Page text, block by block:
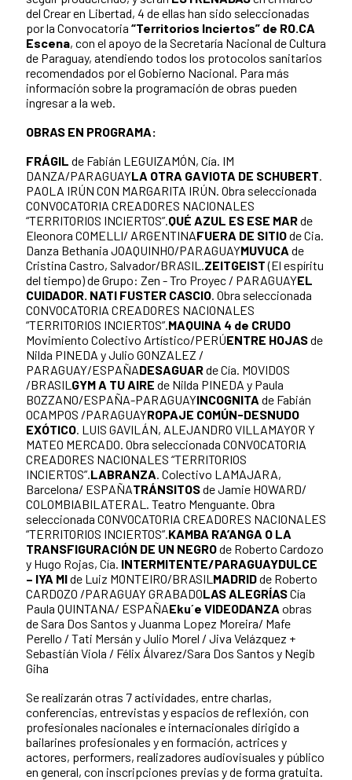
del Crear en Libertad, 4 de ellas han sido seleccionadas
por la Convocatoria “Territorios Inciertos” de RO.CA
Escena, con el apoyo de la Secretaría Nacional de Cultura
de Paraguay, atendiendo todos los protocolos sanitarios
recomendados por el Gobierno Nacional. Para más
información sobre la programación de obras pueden
ingresar a la web.
OBRAS EN PROGRAMA:
FRÁGIL de Fabián LEGUIZAMÓN, Cía. IM
DANZA/PARAGUAYLA OTRA GAVIOTA DE SCHUBERT.
PAOLA IRÚN CON MARGARITA IRÚN. Obra seleccionada
CONVOCATORIA CREADORES NACIONALES
“TERRITORIOS INCIERTOS”.QUÉ AZUL ES ESE MARde
Eleonora COMELLI/ ARGENTINAFUERA DE SITIOde Cia.
Danza Bethania JOAQUINHO/PARAGUAYMUVUCA de
Cristina Castro, Salvador/BRASIL.ZEITGEIST(El espíritu
del tiempo) de Grupo: Zen - Tro Proyec / PARAGUAYEL
CUIDADOR. NATI FUSTER CASCIO. Obra seleccionada
CONVOCATORIA CREADORES NACIONALES
“TERRITORIOS INCIERTOS”.MAQUINA 4 de CRUDO
Movimiento Colectivo Artístico/PERÚENTRE HOJASde
Nilda PINEDA y Julio GONZALEZ /
PARAGUAY/ESPAÑADESAGUARde Cía. MOVIDOS
/BRASIL GYM A TU AIRE de Nilda PINEDA y Paula
BOZZANO/ESPAÑA-PARAGUAYINCOGNITA de Fabián
OCAMPOS /PARAGUAYROPAJE COMÚN-DESNUDO
EXÓTICO. LUIS GAVILÁN, ALEJANDRO VILLAMAYOR Y
MATEO MERCADO. Obra seleccionada CONVOCATORIA
CREADORES NACIONALES “TERRITORIOS
INCIERTOS”.LABRANZA. Colectivo LAMAJARA,
Barcelona/ ESPAÑATRÁNSITOSde Jamie HOWARD/
COLOMBIABILATERAL. Teatro Menguante. Obra
seleccionada CONVOCATORIA CREADORES NACIONALES
“TERRITORIOS INCIERTOS”.KAMBA RA’ANGA O LA
TRANSFIGURACIÓN DE UN NEGROde Roberto Cardozo
y Hugo Rojas, Cía. INTERMITENTE/PARAGUAYDULCE
– IYA MIde Luiz MONTEIRO/BRASIL MADRIDde Roberto
CARDOZO /PARAGUAY GRABADOLAS ALEGRÍASCía
Paula QUINTANA/ ESPAÑAEku´e VIDEODANZA obras
de Sara Dos Santos y Juanma Lopez Moreira/ Mafe
Perello / Tati Mersán y Julio Morel / Jiva Velázquez +
Sebastián Viola / Félix Álvarez/Sara Dos Santos y Negib
Giha
Se realizarán otras 7 actividades, entre charlas,
conferencias, entrevistas y espacios de reflexión, con
profesionales nacionales e internacionales dirigido a
bailarines profesionales y en formación, actrices y
actores, performers, realizadores audiovisuales y público
en general, con inscripciones previas y de forma gratuita.